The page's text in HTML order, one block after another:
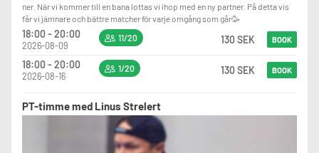
ner. När vi kommer till en bana lottas vi ihop med en ny partner. På detta vis
får vi jämnare och bättre matcher för varje omgång som går🥳
18:00 - 20:00
2026-08-09
11/20 130 SEK BOOK
18:00 - 20:00
2026-08-16
1/20 130 SEK BOOK
PT-timme med Linus Strelert